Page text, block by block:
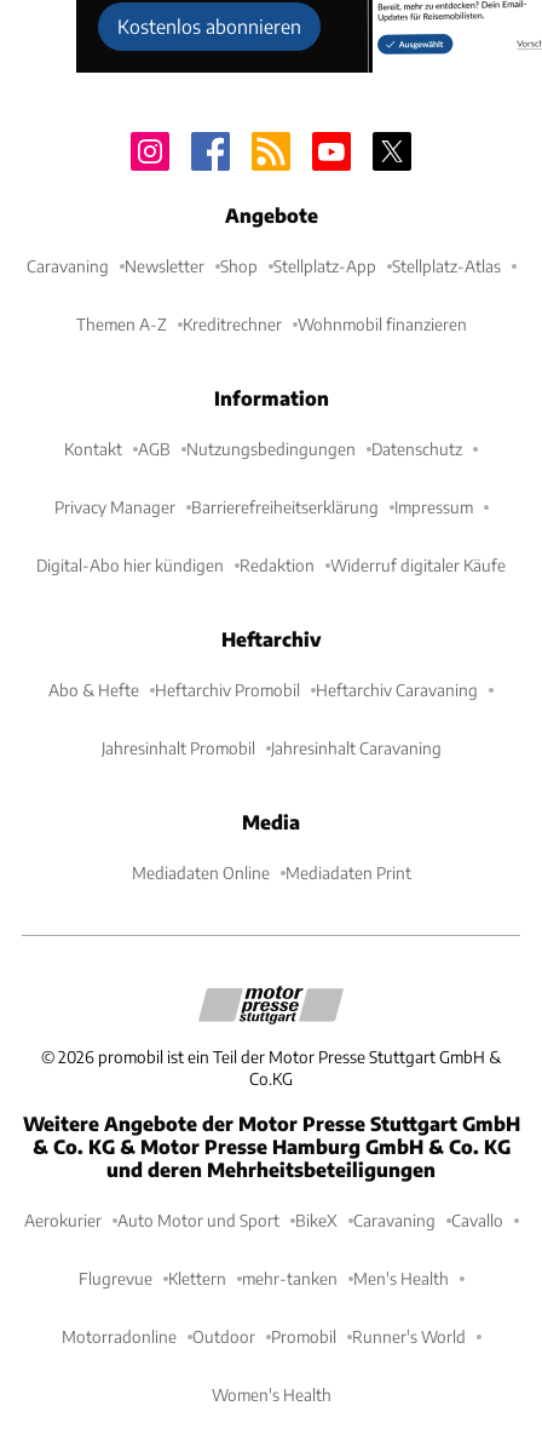
Kostenlos abonnieren
Angebote
Caravaning Newsletter Shop Stellplatz-App Stellplatz-Atlas
Themen A-Z Kreditrechner Wohnmobil finanzieren
Information
Kontakt AGB Nutzungsbedingungen Datenschutz
Privacy Manager Barrierefreiheitserklärung Impressum
Digital-Abo hier kündigen Redaktion Widerruf digitaler Käufe
Heftarchiv
Abo & Hefte Heftarchiv Promobil Heftarchiv Caravaning
Jahresinhalt Promobil Jahresinhalt Caravaning
Media
Mediadaten Online Mediadaten Print
©2026 promobil ist ein Teil der Motor Presse Stuttgart GmbH &
Co.KG
Weitere Angebote der Motor Presse Stuttgart GmbH
& Co. KG & Motor Presse Hamburg GmbH & Co. KG
und deren Mehrheitsbeteiligungen
Aerokurier Auto Motor und Sport BikeX Caravaning Cavallo
Flugrevue Klettern mehr-tanken Men's Health
Motorradonline Outdoor Promobil Runner's World
Women's Health